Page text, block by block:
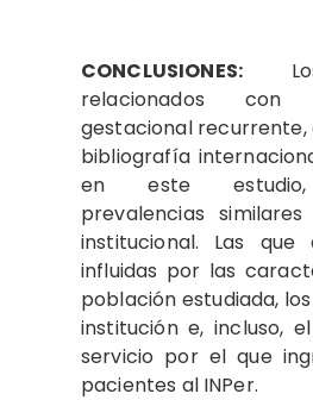
CONCLUSIONES:Los
relacionados
gestacional recurrente,
bibliografía
en este estudio,
prevalencias
institucional. Las que
influidas por las
población estudiada,
institución e, incluso,
servicio por el que
pacientes al INPer.